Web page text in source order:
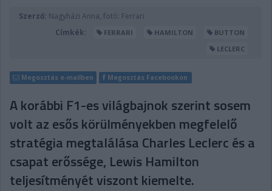
Szerző: Nagyházi Anna, fotó: Ferrari
Címkék:
FERRARI HAMILTON
BUTTON
LECLERC
Megosztás e-mailben Megosztás Facebookon
A korábbi F1-es világbajnok szerint sosem
volt az esős körülményekben megfelelő
stratégia megtalálása Charles Leclerc és a
csapat erőssége, Lewis Hamilton
teljesítményét viszont kiemelte.